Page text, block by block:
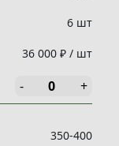
6 шт
36 000 ₽ / шт
- +
350-400